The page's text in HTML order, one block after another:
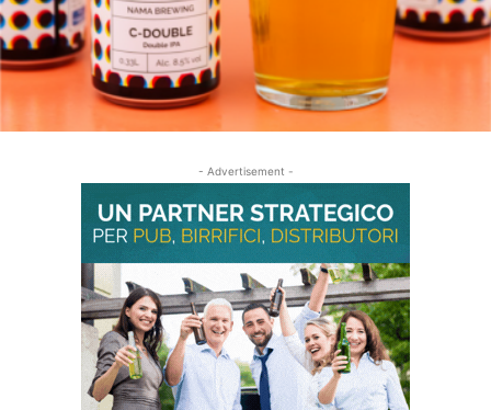
- Advertisement -